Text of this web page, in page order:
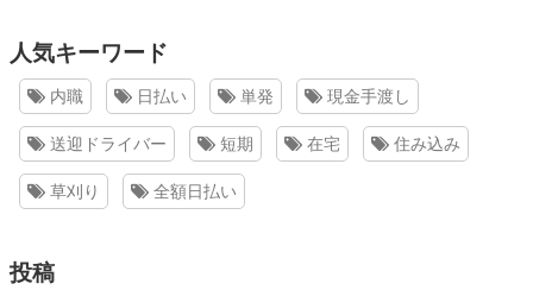
人気キーワード
内職 日払い 単発 現金手渡し
送迎ドライバー 短期 在宅 住み込み
草刈り 全額日払い
投稿